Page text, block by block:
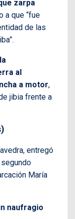
zarpa
a que “fue
de las
al
a motor,
jibia frente a
entregó
María
naufragio